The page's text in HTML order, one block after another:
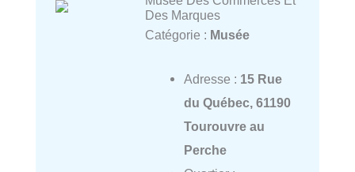
Des Marques
Catégorie : Musée
Adresse : 15 Rue
du Québec, 61190
Tourouvre au
Perche